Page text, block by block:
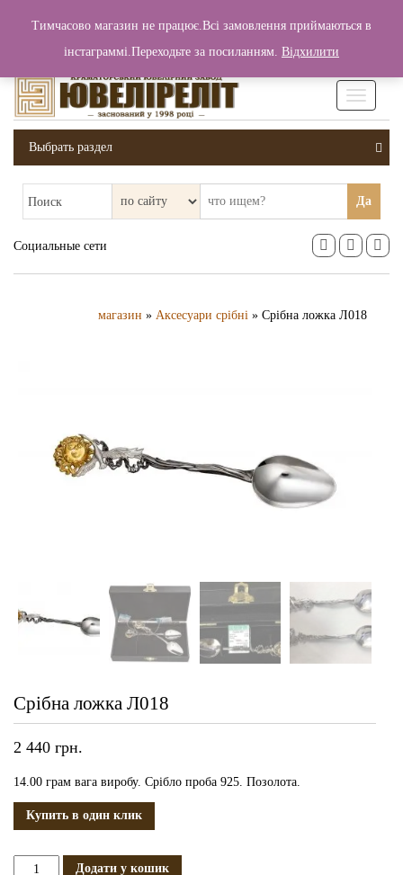
Вход / Регистрация 0 грн.
Выбрать раздел
Поиск Да
Социальные сети
магазин » Аксесуари срібні » Срібна ложка Л018
Срібна ложка Л018
2 440 грн.
14.00 грам вага виробу. Срібло проба 925. Позолота.
Купить в один клик
Срібна
Додати у кошик
Тимчасово магазин не працює.Всі замовлення приймаються в
інстаграммі.Переходьте за посиланням. Відхилити